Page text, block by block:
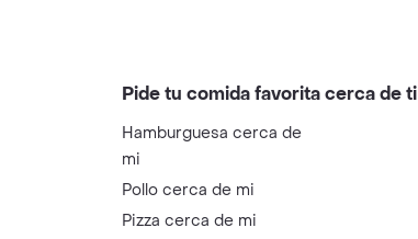
Pide tu comida favorita cerca de ti
Hamburguesa cerca de
mi
Pollo cerca de mi
Pizza cerca de mi